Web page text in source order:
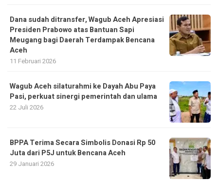
Dana sudah ditransfer, Wagub Aceh Apresiasi
Presiden Prabowo atas Bantuan Sapi
Meugang bagi Daerah Terdampak Bencana
Aceh ‎
11 Februari 2026
Wagub Aceh silaturahmi ke Dayah Abu Paya
Pasi, perkuat sinergi pemerintah dan ulama
22 Juli 2026
BPPA Terima Secara Simbolis Donasi Rp 50
Juta dari P5J untuk Bencana Aceh
29 Januari 2026